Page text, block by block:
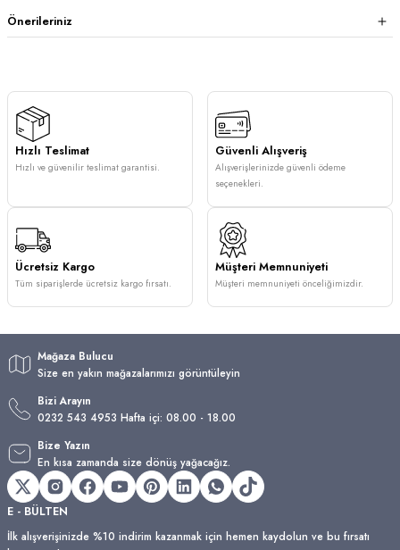
Önerileriniz
Hızlı Teslimat
Hızlı ve güvenilir teslimat garantisi.
Güvenli Alışveriş
Alışverişlerinizde güvenli ödeme
seçenekleri.
Ücretsiz Kargo
Tüm siparişlerde ücretsiz kargo fırsatı.
Müşteri Memnuniyeti
Müşteri memnuniyeti önceliğimizdir.
Mağaza Bulucu
Size en yakın mağazalarımızı görüntüleyin
Bizi Arayın
0232 543 4953 Hafta içi: 08.00 - 18.00
Bize Yazın
En kısa zamanda size dönüş yağacağız.
E - BÜLTEN
İlk alışverişinizde %10 indirim kazanmak için hemen kaydolun ve bu fırsatı